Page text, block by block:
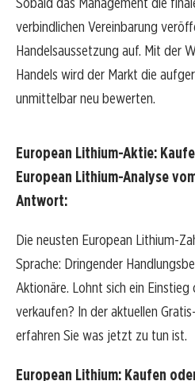
verbindlichen Vereinbarung
Handelsaussetzung auf. Mit der
Handels wird der Markt die
unmittelbar neu bewerten.
European Lithium-Aktie:
European Lithium-Analyse
Antwort:
Die neusten European Lithium-
Sprache: Dringender
Aktionäre. Lohnt sich ein
verkaufen? In der aktuellen
erfahren Sie was jetzt zu tun ist.
European Lithium: Kaufen